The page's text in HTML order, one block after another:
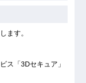
ます。
ス「3Dセキュア」